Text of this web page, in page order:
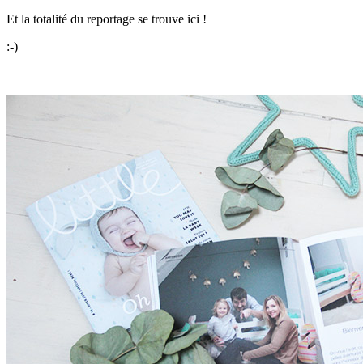
Et la totalité du reportage se trouve ici !
:-)